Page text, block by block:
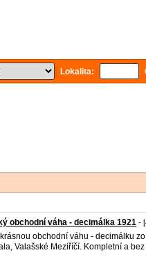
Lokalita:
obchodní váha - decimálka 1921 -
obchodní váhu - decimálku
Valašské Meziříčí. Kompletní a